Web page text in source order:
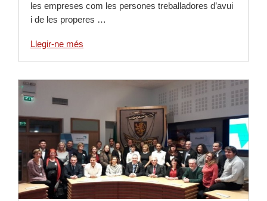
les empreses com les persones treballadores d’avui
i de les properes …
Llegir-ne més